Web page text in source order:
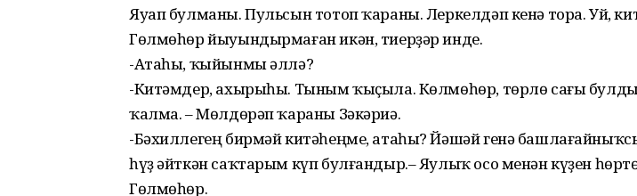
Яуап булманы. Пульсын тотоп ҡараны. Леркелдәп кенә тора. Уй,
Гөлмөһөр йыуындырмаған икән, тиерҙәр инде.
-Атаһы, ҡыйынмы әллә?
-Китәмдер, ахырыһы. Тыным ҡыҫыла. Көлмөһөр, төрлө сағы
ҡалма. – Мөлдөрәп ҡараны Зәкәриә.
-Бәхиллегең бирмәй китәһеңме, атаһы? Йәшәй генә
һүҙ әйткән саҡтарым күп булғандыр.– Яулыҡ осо менән күҙен
Гөлмөһөр.